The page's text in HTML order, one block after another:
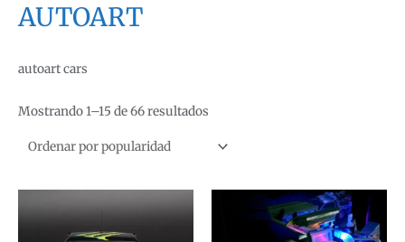
AUTOART
autoart cars
Mostrando 1–15 de 66 resultados